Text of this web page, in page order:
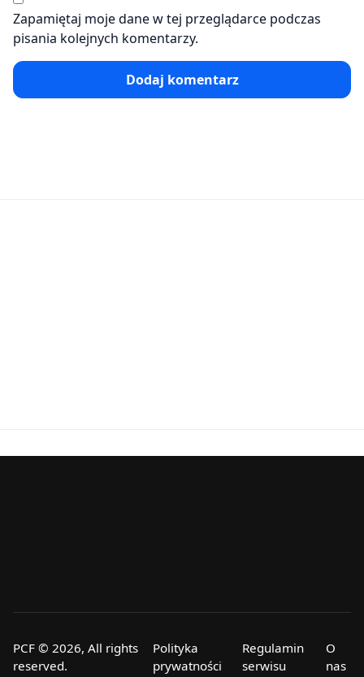
Zapamiętaj moje dane w tej przeglądarce podczas
pisania kolejnych komentarzy.
Dodaj komentarz
PCF © 2026, All rights
reserved.
Polityka
prywatności
Regulamin
serwisu
O
nas